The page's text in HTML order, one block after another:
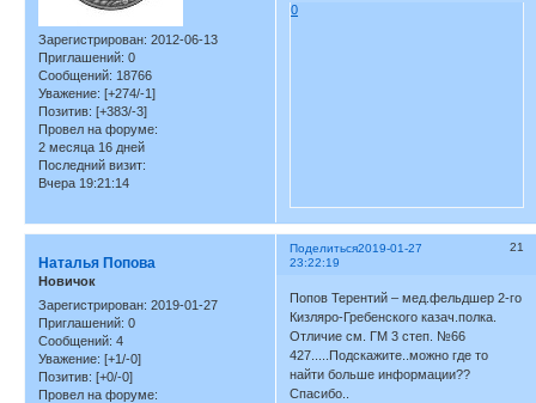
Зарегистрирован: 2012-06-13
Приглашений: 0
Сообщений: 18766
Уважение: [+274/-1]
Позитив: [+383/-3]
Провел на форуме:
2 месяца 16 дней
Последний визит:
Вчера 19:21:14
0
Поделиться 21
2019-01-27
23:22:19
Наталья Попова
Новичок
Зарегистрирован: 2019-01-27
Приглашений: 0
Сообщений: 4
Уважение: [+1/-0]
Позитив: [+0/-0]
Провел на форуме:
Попов Терентий – мед.фельдшер 2-го
Кизляро-Гребенского казач.полка.
Отличие см. ГМ 3 степ. №66
427.....Подскажите..можно где то
найти больше информации??
Спасибо..